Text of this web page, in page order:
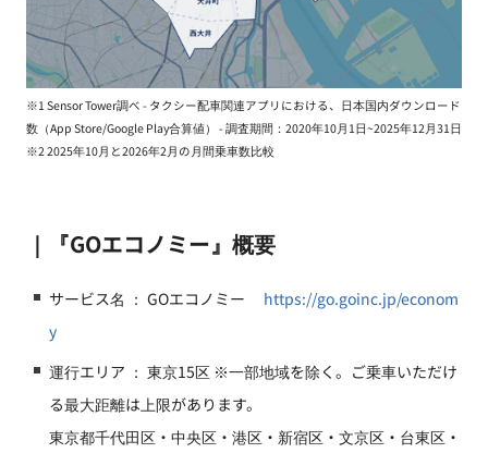
※1 Sensor Tower調べ - タクシー配車関連アプリにおける、日本国内ダウンロード
数（App Store/Google Play合算値） - 調査期間：2020年10月1日~2025年12月31日
※2 2025年10月と2026年2月の月間乗車数比較
｜『GOエコノミー』概要
サービス名 ： GOエコノミー https://go.goinc.jp/econom
y
運行エリア ： 東京15区 ※一部地域を除く。ご乗車いただけ
る最大距離は上限があります。
東京都千代田区・中央区・港区・新宿区・文京区・台東区・